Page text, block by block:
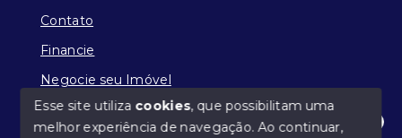
Contato
Financie
Negocie seu Imóvel
Esse site utiliza cookies, que possibilitam uma
melhor experiência de navegação.Ao continuar,